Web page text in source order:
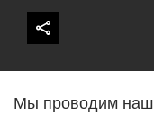
Мы проводим